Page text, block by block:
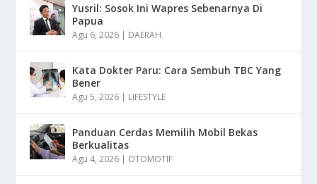
Yusril: Sosok Ini Wapres Sebenarnya Di
Papua
Agu 6, 2026 | DAERAH
Kata Dokter Paru: Cara Sembuh TBC Yang
Bener
Agu 5, 2026 | LIFESTYLE
Panduan Cerdas Memilih Mobil Bekas
Berkualitas
Agu 4, 2026 | OTOMOTIF